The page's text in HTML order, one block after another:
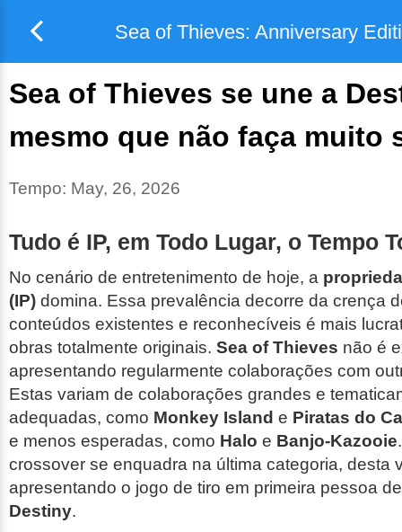
Sea of Thieves: Anniversary
Sea of Thieves se une a
mesmo que não faça muito
Tempo: May, 26, 2026
Tudo é IP, em Todo Lugar, o Tempo
No cenário de entretenimento de hoje, a
(IP) domina. Essa prevalência decorre da crença
conteúdos existentes e reconhecíveis é mais
obras totalmente originais. Sea of Thieves não é
apresentando regularmente colaborações com
Estas variam de colaborações grandes e
adequadas, como Monkey Island e Piratas do
e menos esperadas, como Halo e Banjo-Kazooie
crossover se enquadra na última categoria, desta
apresentando o jogo de tiro em primeira pessoa
Destiny.